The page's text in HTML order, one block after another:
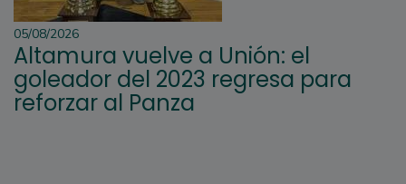
05/08/2026
Altamura vuelve a Unión: el
goleador del 2023 regresa para
reforzar al Panza